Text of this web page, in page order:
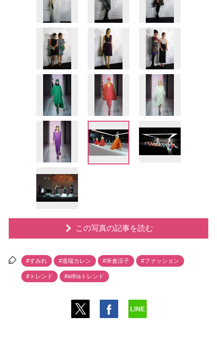
この写真の記事を読む
#すみれ #道端カレン #米倉涼子 #ファッション
#トレンド #elthaトレンド